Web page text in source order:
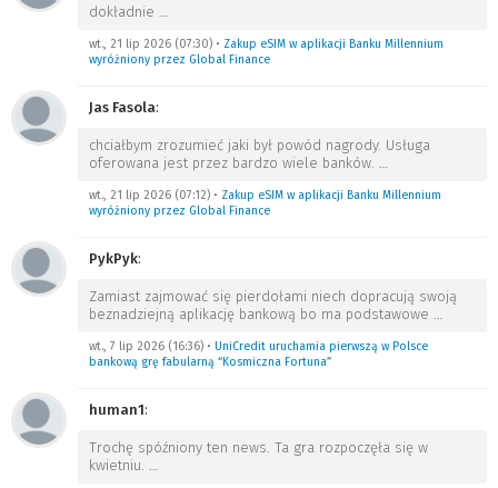
dokładnie …
wt., 21 lip 2026 (07:30) • Zakup eSIM w aplikacji Banku Millennium
wyróżniony przez Global Finance
Jas Fasola:
chciałbym zrozumieć jaki był powód nagrody. Usługa
oferowana jest przez bardzo wiele banków. …
wt., 21 lip 2026 (07:12) • Zakup eSIM w aplikacji Banku Millennium
wyróżniony przez Global Finance
PykPyk:
Zamiast zajmować się pierdołami niech dopracują swoją
beznadziejną aplikację bankową bo ma podstawowe …
wt., 7 lip 2026 (16:36) • UniCredit uruchamia pierwszą w Polsce
bankową grę fabularną “Kosmiczna Fortuna”
human1:
Trochę spóźniony ten news. Ta gra rozpoczęła się w
kwietniu. …